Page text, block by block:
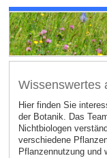
Wissenswertes
Hier finden Sie
der Botanik. Das
Nichtbiologen
verschiedene
Pflanzennutzung und